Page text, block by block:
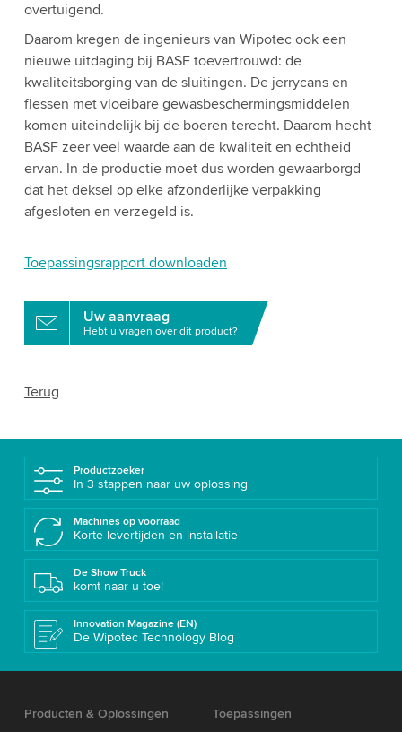
overtuigend.
Daarom kregen de ingenieurs van Wipotec ook een
nieuwe uitdaging bij BASF toevertrouwd: de
kwaliteitsborging van de sluitingen. De jerrycans en
flessen met vloeibare gewasbeschermingsmiddelen
komen uiteindelijk bij de boeren terecht. Daarom hecht
BASF zeer veel waarde aan de kwaliteit en echtheid
ervan. In de productie moet dus worden gewaarborgd
dat het deksel op elke afzonderlijke verpakking
afgesloten en verzegeld is.
Toepassingsrapport downloaden
Uw aanvraag
Hebt u vragen over dit product?
Terug
Productzoeker
In 3 stappen naar uw oplossing
Machines op voorraad
Korte levertijden en installatie
De Show Truck
komt naar u toe!
Innovation Magazine (EN)
De Wipotec Technology Blog
Producten & Oplossingen
Toepassingen